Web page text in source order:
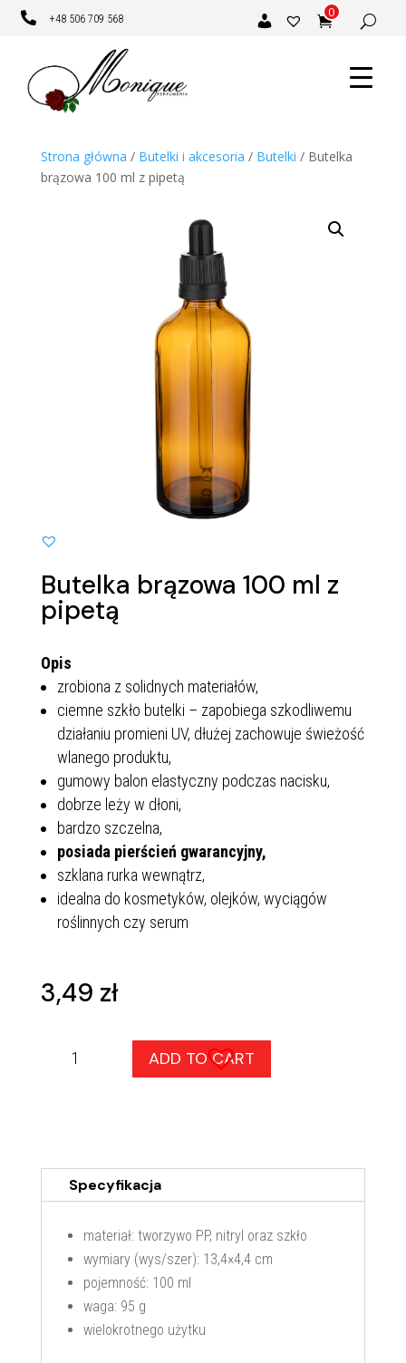
 +48 506 709 568 0
Strona główna / Butelki i akcesoria / Butelki / Butelka
brązowa 100 ml z pipetą
Butelka brązowa 100 ml z
pipetą
Opis
zrobiona z solidnych materiałów,
ciemne szkło butelki – zapobiega szkodliwemu
działaniu promieni UV, dłużej zachowuje świeżość
wlanego produktu,
gumowy balon elastyczny podczas nacisku,
dobrze leży w dłoni,
bardzo szczelna,
posiada pierścień gwarancyjny,
szklana rurka wewnątrz,
idealna do kosmetyków, olejków, wyciągów
roślinnych czy serum
3,49 zł
brązowa
quantity
ADD TO CART
Specyfikacja
materiał: tworzywo PP, nitryl oraz szkło
wymiary (wys/szer): 13,4×4,4 cm
pojemność: 100 ml
waga: 95 g
wielokrotnego użytku